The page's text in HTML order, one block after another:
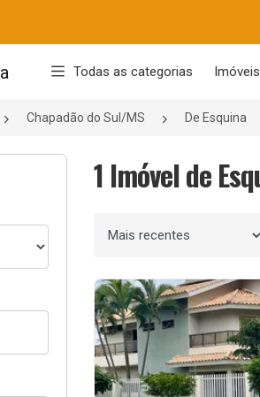
Todas as categorias
Chapadão do Sul/MS De Esquina
1 Imóvel de
Ordenar por